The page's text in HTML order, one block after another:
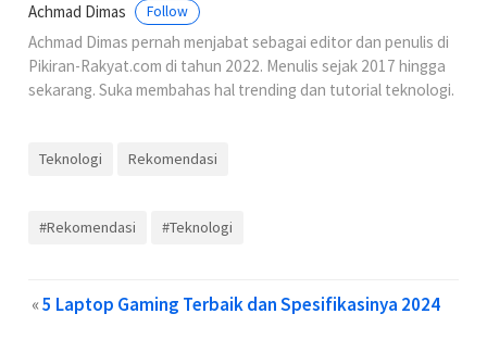
Achmad Dimas Follow
Achmad Dimas pernah menjabat sebagai editor dan penulis di
Pikiran-Rakyat.com di tahun 2022. Menulis sejak 2017 hingga
sekarang. Suka membahas hal trending dan tutorial teknologi.
Teknologi Rekomendasi
#Rekomendasi #Teknologi
«5 Laptop Gaming Terbaik dan Spesifikasinya 2024